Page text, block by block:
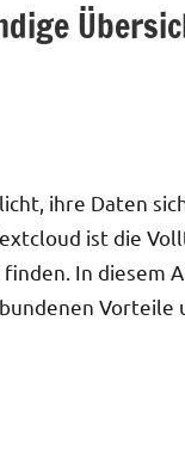
ihre Daten
ist die
In diesem
Vorteile